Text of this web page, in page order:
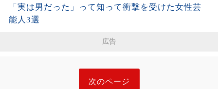
「実は男だった」って知って衝撃を受けた女性芸
能人3選
広告
次のページ